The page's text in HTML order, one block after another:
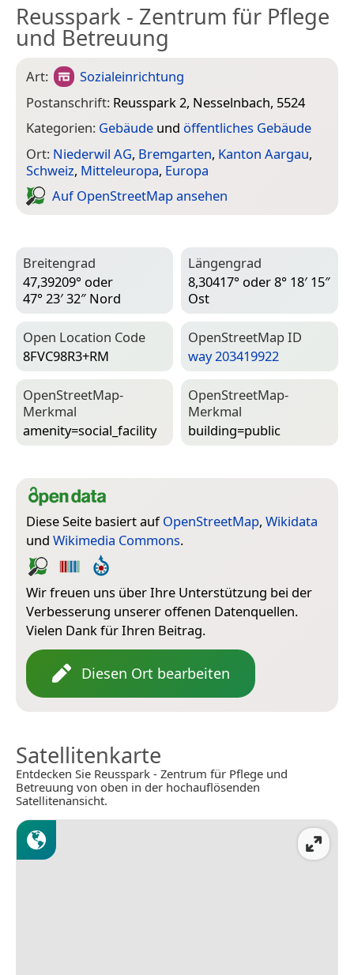
Reusspark - Zentrum für Pflege
und Betreuung
Art:
Sozialeinrichtung
Postanschrift: Reusspark 2, Nesselnbach, 5524
Kategorien: Gebäude und öffentliches Gebäude
Ort: Niederwil AG, Bremgarten, Kanton Aargau,
Schweiz, Mitteleuropa, Europa
Auf Open­Street­Map ansehen
Breitengrad
47,39209° oder
47° 23′ 32″ Nord
Längengrad
8,30417° oder 8° 18′ 15″
Ost
Open Location Code
8FVC98R3+RM
Open­Street­Map ID
way 203419922
Open­Street­Map-
Merkmal
amenity=­social_facility
Open­Street­Map-
Merkmal
building=­public
Diese Seite basiert aufOpenStreetMap, Wikidata
und Wikimedia Commons.
Wir freuen uns über Ihre Unterstützung bei der
Verbesserung unserer offenen Datenquellen.
Vielen Dank für Ihren Beitrag.
Diesen Ort bearbeiten
Satellitenkarte
Entdecken Sie Reusspark - Zentrum für Pflege und
Betreuung von oben in der hochauflösenden
Satellitenansicht.